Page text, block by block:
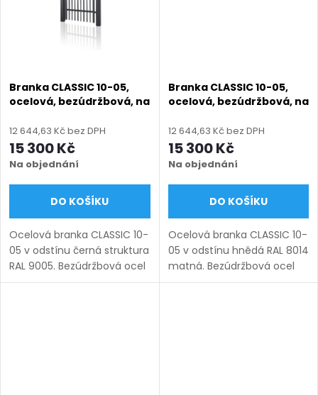
Branka CLASSIC 10-05,
ocelová, bezúdržbová, na
výška 1000–1750 mm),
černá struktura RAL 9005
12 644,63 Kč bez DPH
15 300 Kč
Na objednání
DO KOŠÍKU
Ocelová branka CLASSIC 10-
05 v odstínu černá struktura
RAL 9005. Bezúdržbová ocel
(žárový zinek + práškový
Branka CLASSIC 10-05,
ocelová, bezúdržbová, na
výška 1000–1750 mm),
hnědá RAL 8014 matná
12 644,63 Kč bez DPH
15 300 Kč
Na objednání
DO KOŠÍKU
Ocelová branka CLASSIC 10-
05 v odstínu hnědá RAL 8014
matná. Bezúdržbová ocel
(žárový zinek + práškový